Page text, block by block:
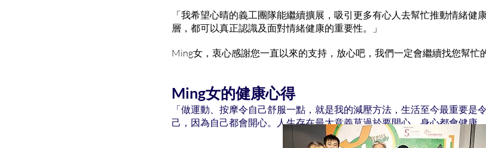
「我希望心晴的義工團隊能繼續擴展，吸引更多有心人去幫忙推動情緒健
層，都可以真正認識及面對情緒健康的重要性。」
Ming女，衷心感謝您一直以來的支持，放心吧，我們一定會繼續找您幫忙
Ming女的健康心得
「做運動、按摩令自己舒服一點，就是我的減壓方法，生活至今最重要是
己，因為自己都會開心。人生存在最大意義莫過於要開心，身心都會健康